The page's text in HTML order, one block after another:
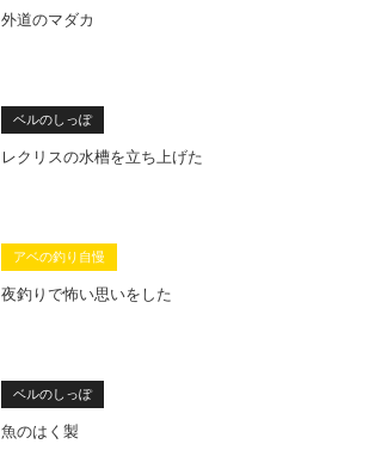
外道のマダカ
ベルのしっぽ
レクリスの水槽を立ち上げた
アベの釣り自慢
夜釣りで怖い思いをした
ベルのしっぽ
魚のはく製